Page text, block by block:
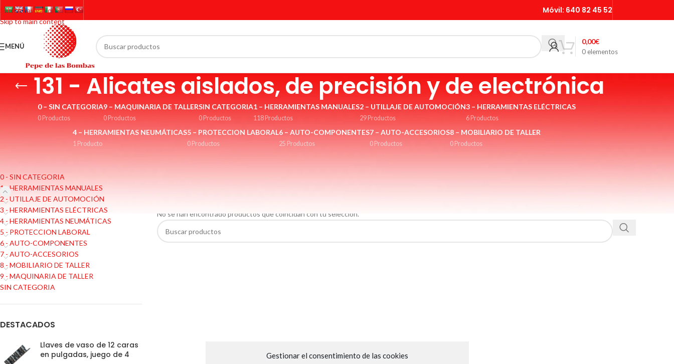
Gestionar el consentimiento de las cookies
Skip to navigation
Skip to main content
Móvil: 640 82 45 52
MENÚ
0 elementos
0,00€
131 - Alicates aislados, de precisión y de electrónica
0 – SIN CATEGORIA
0 Productos
9 – MAQUINARIA DE TALLER
0 Productos
SIN CATEGORIA
0 Productos
1 – HERRAMIENTAS MANUALES
118 Productos
2 – UTILLAJE DE AUTOMOCIÓN
29 Productos
3 – HERRAMIENTAS ELÉCTRICAS
6 Productos
4 – HERRAMIENTAS NEUMÁTICAS
1 Producto
5 – PROTECCION LABORAL
0 Productos
6 – AUTO-COMPONENTES
25 Productos
7 – AUTO-ACCESORIOS
0 Productos
8 – MOBILIARIO DE TALLER
0 Productos
0 - SIN CATEGORIA
1 - HERRAMIENTAS MANUALES
2 - UTILLAJE DE AUTOMOCIÓN
3 - HERRAMIENTAS ELÉCTRICAS
4 - HERRAMIENTAS NEUMÁTICAS
5 - PROTECCION LABORAL
6 - AUTO-COMPONENTES
7 - AUTO-ACCESORIOS
8 - MOBILIARIO DE TALLER
9 - MAQUINARIA DE TALLER
SIN CATEGORIA
DESTACADOS
Llaves de vaso de 12 caras
en pulgadas, juego de 4
No se han encontrado productos que coincidan con tu selección.